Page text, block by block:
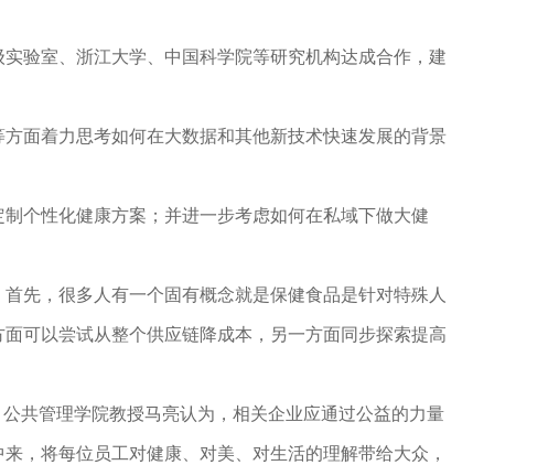
验室、浙江大学、中国科学院等研究机构达成合作，建
面着力思考如何在大数据和其他新技术快速发展的背景
个性化健康方案；并进一步考虑如何在私域下做大健
先，很多人有一个固有概念就是保健食品是针对特殊人
可以尝试从整个供应链降成本，另一方面同步探索提高
共管理学院教授马亮认为，相关企业应通过公益的力量
，将每位员工对健康、对美、对生活的理解带给大众，